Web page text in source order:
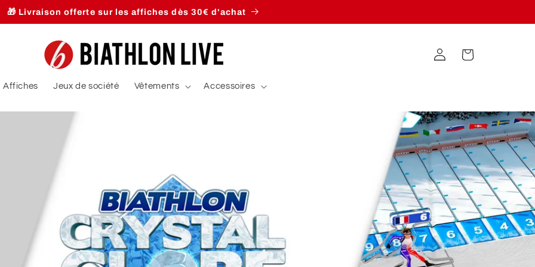
🎁 Livraison offerte sur les affiches dès 30€ d'achat
Affiches Jeux de société Vêtements Accessoires
ConnexionPanier